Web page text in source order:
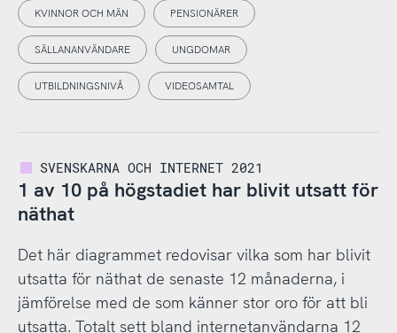
KVINNOR OCH MÄN PENSIONÄRER
SÄLLANANVÄNDARE UNGDOMAR
UTBILDNINGSNIVÅ VIDEOSAMTAL
SVENSKARNA OCH INTERNET 2021
1 av 10 på högstadiet har blivit utsatt för
näthat
Det här diagrammet redovisar vilka som har blivit
utsatta för näthat de senaste 12 månaderna, i
jämförelse med de som känner stor oro för att bli
utsatta. Totalt sett bland internetanvändarna 12